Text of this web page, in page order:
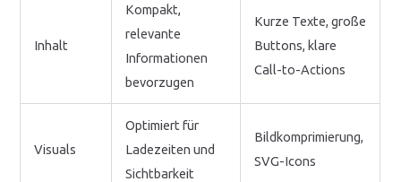
Inhalt
Kompakt,
relevante
Informationen
bevorzugen
Kurze Texte, große
Buttons, klare
Call-to-Actions
Visuals
Optimiert für
Ladezeiten und
Sichtbarkeit
Bildkomprimierung,
SVG-Icons